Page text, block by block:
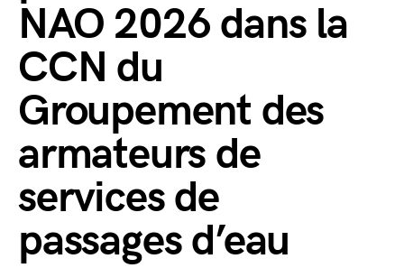
NAO 2026 dans la
CCN du
Groupement des
armateurs de
services de
passages d’eau